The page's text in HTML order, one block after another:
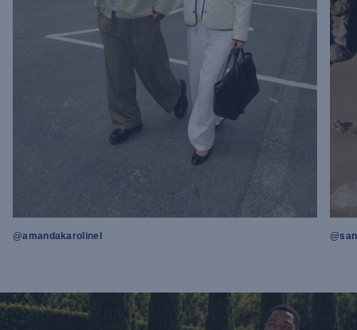
@amandakarolinel